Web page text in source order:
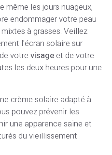
même les jours nuageux,
endommager votre peau
à grasses. Veillez
l'écran solaire sur
votrevisageet de votre
les deux heures pour une
crème solaire adapté à
pouvez prévenir les
une apparence saine et
du vieillissement